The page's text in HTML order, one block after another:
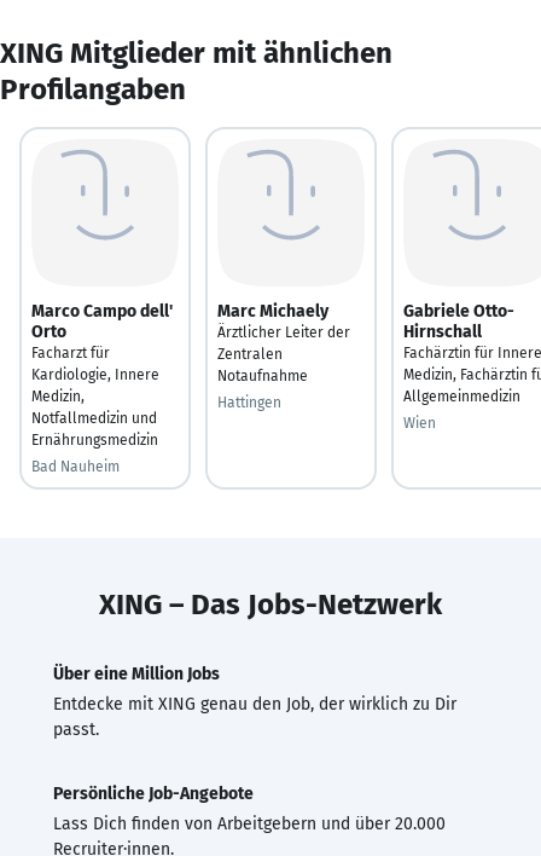
XING Mitglieder mit ähnlichen
Profilangaben
Marco Campo dell'
Orto
Facharzt für
Kardiologie, Innere
Medizin,
Notfallmedizin und
Ernährungsmedizin
Bad Nauheim
Marc Michaely
Ärztlicher Leiter der
Zentralen
Notaufnahme
Hattingen
Gabriele Otto-
Hirnschall
Fachärztin für Innere
Medizin, Fachärztin
Allgemeinmedizin
Wien
XING – Das Jobs-Netzwerk
Über eine Million Jobs
Entdecke mit XING genau den Job, der wirklich zu Dir
passt.
Persönliche Job-Angebote
Lass Dich finden von Arbeitgebern und über 20.000
Recruiter·innen.